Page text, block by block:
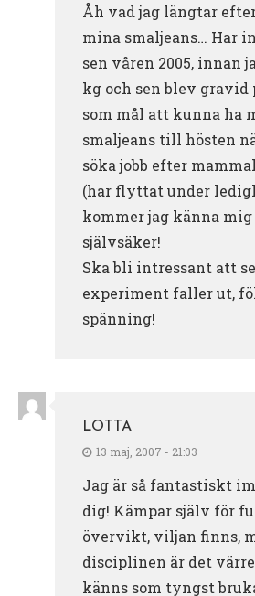
Åh vad jag längtar
mina smaljeans… Har
sen våren 2005, innan
kg och sen blev gravid
som mål att kunna ha
smaljeans till hösten
söka jobb efter
(har flyttat under
kommer jag känna
självsäker!
Ska bli intressant att
experiment faller ut,
spänning!
LOTTA
13 maj, 2007 - 21:03
Jag är så fantastiskt
dig! Kämpar själv för
övervikt, viljan finns,
disciplinen är det
känns som tyngst